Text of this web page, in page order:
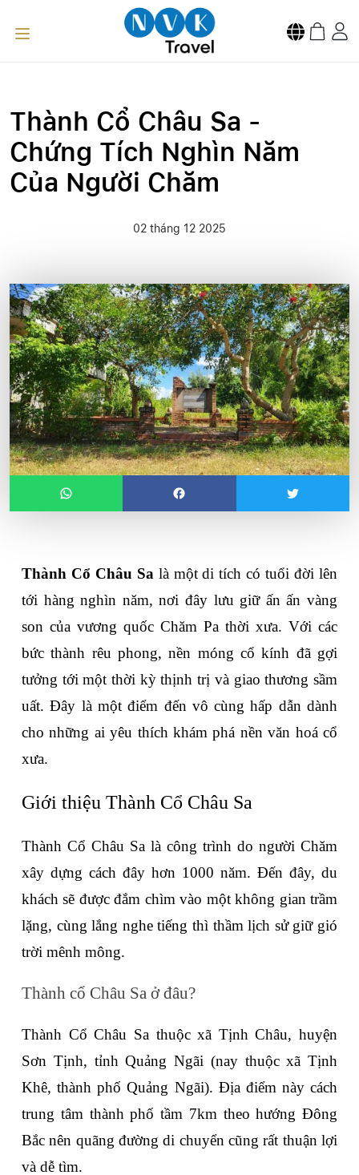
Thành Cổ Châu Sa -
Chứng Tích Nghìn Năm
Của Người Chăm
02 tháng 12 2025
Thành Cổ Châu Sa là một di tích có tuổi đời lên
tới hàng nghìn năm, nơi đây lưu giữ ấn ấn vàng
son của vương quốc Chăm Pa thời xưa. Với các
bức thành rêu phong, nền móng cổ kính đã gợi
tưởng tới một thời kỳ thịnh trị và giao thương sầm
uất. Đây là một điểm đến vô cùng hấp dẫn dành
cho những ai yêu thích khám phá nền văn hoá cổ
xưa.
Giới thiệu Thành Cổ Châu Sa
Thành Cổ Châu Sa là công trình do người Chăm
xây dựng cách đây hơn 1000 năm. Đến đây, du
khách sẽ được đắm chìm vào một không gian trầm
lặng, cùng lắng nghe tiếng thì thầm lịch sử giữ gió
trời mênh mông.
Thành cổ Châu Sa ở đâu?
Thành Cổ Châu Sa thuộc xã Tịnh Châu, huyện
Sơn Tịnh, tỉnh Quảng Ngãi (nay thuộc xã Tịnh
Khê, thành phố Quảng Ngãi). Địa điểm này cách
trung tâm thành phố tầm 7km theo hướng Đông
Bắc nên quãng đường di chuyển cũng rất thuận lợi
và dễ tìm.